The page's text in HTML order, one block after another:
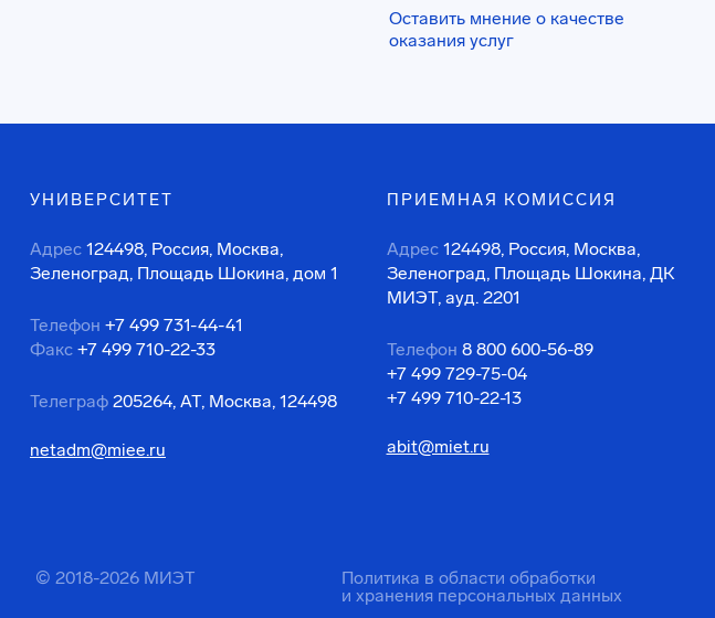
Оставить мнение о качестве
оказания услуг
УНИВЕРСИТЕТ
Адрес 124498, Россия, Москва,
Зеленоград, Площадь Шокина, дом 1
Телефон +7 499 731-44-41
Факс +7 499 710-22-33
Телеграф 205264, АТ, Москва, 124498
netadm@miee.ru
ПРИЕМНАЯ КОМИССИЯ
Адрес 124498, Россия, Москва,
Зеленоград, Площадь Шокина, ДК
МИЭТ, ауд. 2201
Телефон 8 800 600-56-89
+7 499 729-75-04
+7 499 710-22-13
abit@miet.ru
© 2018-2026 МИЭТ
Политика в области обработки
и хранения персональных данных